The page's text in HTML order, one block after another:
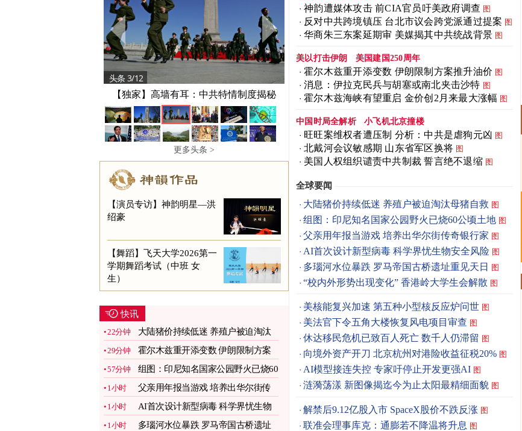
头条 3/12
【独家】高墙有耳：中共特情制度揭秘
更多头条 >
【演员专访】神韵明星—洪
绍豪
【舞蹈】飞天大学2026第一
学期舞蹈考试（中班 女
生）
快讯
22分钟
大陆猪价持续低迷 养殖户被迫淘汰
母猪自救 图
29分钟
霍尔木兹重开添变数 伊朗限制方案
推升油价 图
57分钟
组图：印尼知名国家公园野火已烧60
公顷土地 图
1小时
父亲用年报当游戏 培养出华尔街传
奇银行家 图
1小时
AI首次设计新型病毒 科学界忧生物
安全风险 图
1小时
多瑙河水位暴跌 罗马帝国古桥遗址
神韵遭媒体攻击 前CIA官员吁美政府调查 图
反对中共跨境镇压 台北市议会跨党派通过提案 图
华商朱三东案延期审 美媒揭其中共统战背景 图
美以打击伊朗 美国建国250周年
霍尔木兹重开添变数 伊朗限制方案推升油价 图
消息：伊拉克民兵与胡塞或南北夹击沙特 图
霍尔木兹海峡有望重启 金价创2月来最大涨幅 图
中国时局全解析 小飞机北京撞楼
旺旺案维权者遭压制 分析：中共是虐狗元凶 图
北戴河会议敏感期 山东省军区换将 图
美国人权组织谴责中共制裁 誓言绝不退缩 图
全球要闻
大陆猪价持续低迷 养殖户被迫淘汰母猪自救 图
组图：印尼知名国家公园野火已烧60公顷土地 图
父亲用年报当游戏 培养出华尔街传奇银行家 图
AI首次设计新型病毒 科学界忧生物安全风险 图
多瑙河水位暴跌 罗马帝国古桥遗址重见天日 图
“校内外形势出现变化” 香港岭大学生会解散 图
美核能复兴加速 第五种小型核反应炉问世 图
美法官下令五角大楼恢复风电项目审查 图
休达移民危机已致百人死亡 数千人仍滞留 图
向境外资产开刀 北京杭州对港险收益征税20% 图
AI模型接连失控 专家吁停止开发更强AI 图
涟漪荡漾 新图像揭迄今为止太阳最精细面貌 图
解禁后9.12亿股入市 SpaceX股价不跌反涨 图
联准会理事库克：通膨若不降温将升息 图